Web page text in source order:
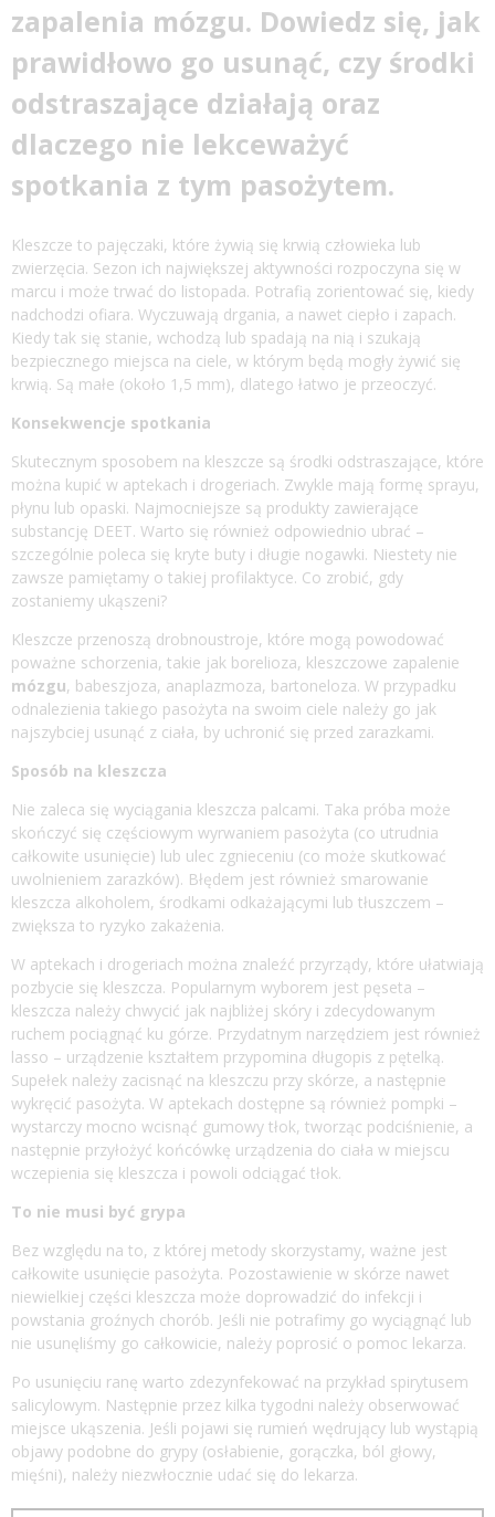
zapalenia mózgu. Dowiedz się, jak
prawidłowo go usunąć, czy środki
odstraszające działają oraz
dlaczego nie lekceważyć
spotkania z tym pasożytem.
Kleszcze to pajęczaki, które żywią się krwią człowieka lub
zwierzęcia. Sezon ich największej aktywności rozpoczyna się w
marcu i może trwać do listopada. Potrafią zorientować się, kiedy
nadchodzi ofiara. Wyczuwają drgania, a nawet ciepło i zapach.
Kiedy tak się stanie, wchodzą lub spadają na nią i szukają
bezpiecznego miejsca na ciele, w którym będą mogły żywić się
krwią. Są małe (około 1,5 mm), dlatego łatwo je przeoczyć.
Konsekwencje spotkania
Skutecznym sposobem na kleszcze są środki odstraszające, które
można kupić w aptekach i drogeriach. Zwykle mają formę sprayu,
płynu lub opaski. Najmocniejsze są produkty zawierające
substancję DEET. Warto się również odpowiednio ubrać –
szczególnie poleca się kryte buty i długie nogawki. Niestety nie
zawsze pamiętamy o takiej profilaktyce. Co zrobić, gdy
zostaniemy ukąszeni?
Kleszcze przenoszą drobnoustroje, które mogą powodować
poważne schorzenia, takie jak borelioza, kleszczowe zapalenie
mózgu, babeszjoza, anaplazmoza, bartoneloza. W przypadku
odnalezienia takiego pasożyta na swoim ciele należy go jak
najszybciej usunąć z ciała, by uchronić się przed zarazkami.
Sposób na kleszcza
Nie zaleca się wyciągania kleszcza palcami. Taka próba może
skończyć się częściowym wyrwaniem pasożyta (co utrudnia
całkowite usunięcie) lub ulec zgnieceniu (co może skutkować
uwolnieniem zarazków). Błędem jest również smarowanie
kleszcza alkoholem, środkami odkażającymi lub tłuszczem –
zwiększa to ryzyko zakażenia.
W aptekach i drogeriach można znaleźć przyrządy, które ułatwiają
pozbycie się kleszcza. Popularnym wyborem jest pęseta –
kleszcza należy chwycić jak najbliżej skóry i zdecydowanym
ruchem pociągnąć ku górze. Przydatnym narzędziem jest również
lasso – urządzenie kształtem przypomina długopis z pętelką.
Supełek należy zacisnąć na kleszczu przy skórze, a następnie
wykręcić pasożyta. W aptekach dostępne są również pompki –
wystarczy mocno wcisnąć gumowy tłok, tworząc podciśnienie, a
następnie przyłożyć końcówkę urządzenia do ciała w miejscu
wczepienia się kleszcza i powoli odciągać tłok.
To nie musi być grypa
Bez względu na to, z której metody skorzystamy, ważne jest
całkowite usunięcie pasożyta. Pozostawienie w skórze nawet
niewielkiej części kleszcza może doprowadzić do infekcji i
powstania groźnych chorób. Jeśli nie potrafimy go wyciągnąć lub
nie usunęliśmy go całkowicie, należy poprosić o pomoc lekarza.
Po usunięciu ranę warto zdezynfekować na przykład spirytusem
salicylowym. Następnie przez kilka tygodni należy obserwować
miejsce ukąszenia. Jeśli pojawi się rumień wędrujący lub wystąpią
objawy podobne do grypy (osłabienie, gorączka, ból głowy,
mięśni), należy niezwłocznie udać się do lekarza.